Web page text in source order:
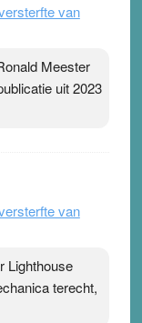
van
Meester
uit 2023
van
Lighthouse
terecht,